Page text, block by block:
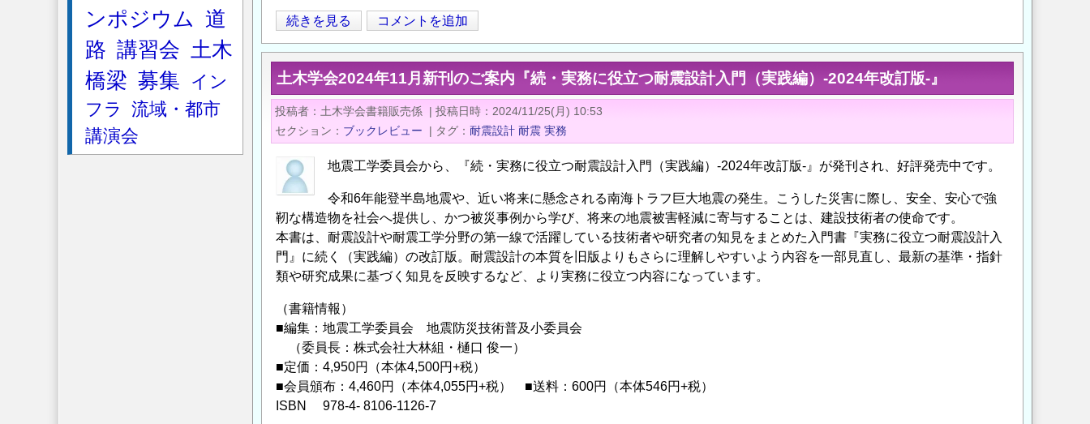
助
成
金
給
付
対
象
研
究
ー
マ
の
公
募
に
つ
い
て
の
【補
助
金】
原
子
規
制
人
育
成
事
業
の
公
募
（原
子
力
続きを見る コメントを追加
土木学会2024年11月新刊のご案内『続・実務に役立つ耐震設計入門（実践編）-2024年改訂版-』
投稿者 土木学会書籍販売係 | 投稿日時
2024/11/25(月) 10:53
セクション
ブックレビュー | タグ 耐震設計 耐震 実務
地震工学委員会から、『続・実務に役立つ耐震設計入門（実践編）-2024年改訂版-』が発刊され、好評発売中です。
令和6年能登半島地震や、近い将来に懸念される南海トラフ巨大地震の発生。こうした災害に際し、安全、安心で強
靭な構造物を社会へ提供し、かつ被災事例から学び、将来の地震被害軽減に寄与することは、建設技術者の使命です。
本書は、耐震設計や耐震工学分野の第一線で活躍している技術者や研究者の知見をまとめた入門書『実務に役立つ耐震設計入
門』に続く（実践編）の改訂版。耐震設計の本質を旧版よりもさらに理解しやすいよう内容を一部見直し、最新の基準・指針
類や研究成果に基づく知見を反映するなど、より実務に役立つ内容になっています。
（書籍情報）
■編集：地震工学委員会 地震防災技術普及小委員会
（委員長：株式会社大林組・樋口 俊一）
■定価：4,950円（本体4,500円+税）
■会員頒布：4,460円（本体4,055円+税） ■送料：600円（本体546円+税）
ISBN 978-4- 8106-1126-7
ンポジウム 道
路 講習会 土木
橋梁 募集
イン
フラ
流域・都市
講演会